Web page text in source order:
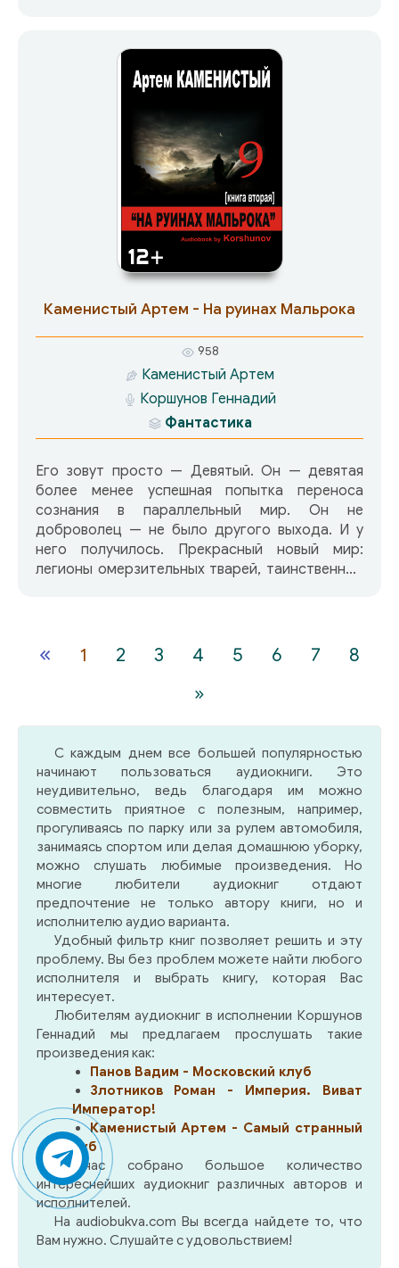
со своими друзьями мечется по городу,
бросаясь в круговерти скоротечных схваток с
озверевшими обывателями и стремясь добыть
бескорыстна помощь неведомых
инопланетян? Что ждет человека, сжавшего в
руке драгоценный кристалл? Где он очнется
уже завтра? А что, если, открыв глаза, первое,
что он увидит, будет мерцающая надпись:
«Загрузка локации: Виртполигон «Кубинка-
дигитальная». Добро пожаловать, кадет!
Теперь ты – истребитель!»
Каменистый Артем - На руинах Мальрока
958
Каменистый Артем
Коршунов Геннадий
Фантастика
Его зовут просто — Девятый. Он — девятая
более менее успешная попытка переноса
сознания в параллельный мир. Он не
доброволец — не было другого выхода. И у
него получилось. Прекрасный новый мир:
легионы омерзительных тварей, таинственные
решений и поступков. Непрекращающиеся
битва за жизнь. Где найти в этом мире
надежный и спокойный оплот? И сможет ли им
Межгорье и центр вторжения Нелюдей —
крепость Мальрок…
« 1 2 3 4 5 6 7
8
»
С каждым днем все большей популярностью
начинают пользоваться аудиокниги. Это
неудивительно, ведь благодаря им можно
совместить приятное с полезным, например,
прогуливаясь по парку или за рулем автомобиля,
занимаясь спортом или делая домашнюю уборку,
можно слушать любимые произведения. Но
многие любители аудиокниг отдают
предпочтение не только автору книги, но и
исполнителю аудио варианта.
Удобный фильтр книг позволяет решить и эту
проблему. Вы без проблем можете найти любого
исполнителя и выбрать книгу, которая Вас
интересует.
Любителям аудиокниг в исполнении Коршунов
Геннадий мы предлагаем прослушать такие
произведения как:
Панов Вадим - Московский клуб
Злотников Роман - Империя. Виват
Император!
Каменистый Артем - Самый странный
нуб
У нас собрано большое количество
интереснейших аудиокниг различных авторов и
исполнителей.
На audiobukva.com Вы всегда найдете то, что
Вам нужно. Слушайте с удовольствием!